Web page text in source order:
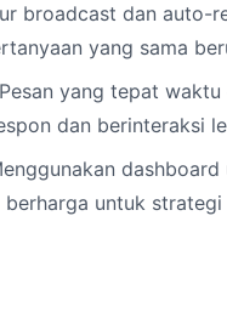
broadcast dan auto-
yang sama
Pesan yang tepat
dan berinteraksi
untuk